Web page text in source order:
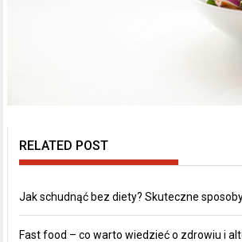
RELATED POST
Jak schudnąć bez diety? Skuteczne
Fast food – co warto wiedzieć o zdrowiu i